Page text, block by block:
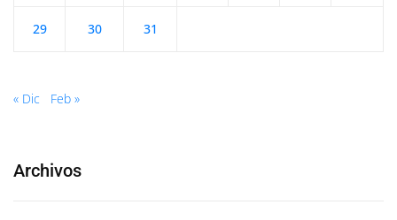
29 30 31
« Dic Feb »
Archivos